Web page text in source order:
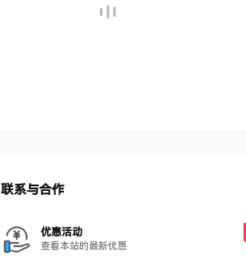
联系与合作
优惠活动
查看本站的最新优惠